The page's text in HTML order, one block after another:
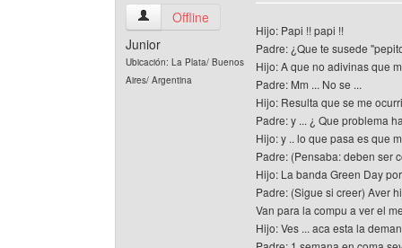
ishared Ver perfil del usuario
Offline
Junior
Ubicación: La Plata/ Buenos
Aires/ Argentina
Hijo: Papi !! papi !!
Padre: ¿Que te susede
Hijo: A que no adivinas que
Padre: Mm ... No se ...
Hijo: Resulta que se me
Padre: y ... ¿ Que problema
Hijo: y .. lo que pasa es que
Padre: (Pensaba: deben ser
Hijo: La banda Green Day
Padre: (Sigue si creer) Aver
Van para la compu a ver el
Hijo: Ves ... aca esta la